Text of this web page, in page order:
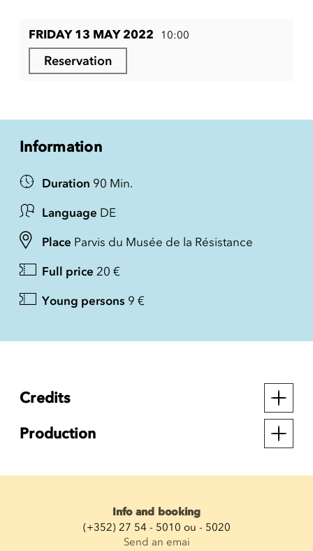
FRIDAY 13 MAY 2022 10:00
Reservation
Information
Duration 90 Min.
Language DE
Place Parvis du Musée de la Résistance
Full price 20 €
Young persons 9 €
Credits
Production
Info and booking
(+352) 27 54 - 5010 ou - 5020
Send an emai